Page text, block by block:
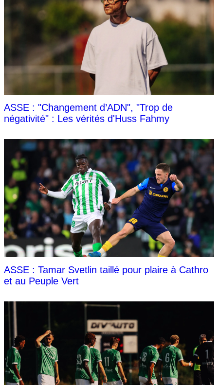
ASSE : "Changement d’ADN", "Trop de
négativité" : Les vérités d'Huss Fahmy
ASSE : Tamar Svetlin taillé pour plaire à Cathro
et au Peuple Vert